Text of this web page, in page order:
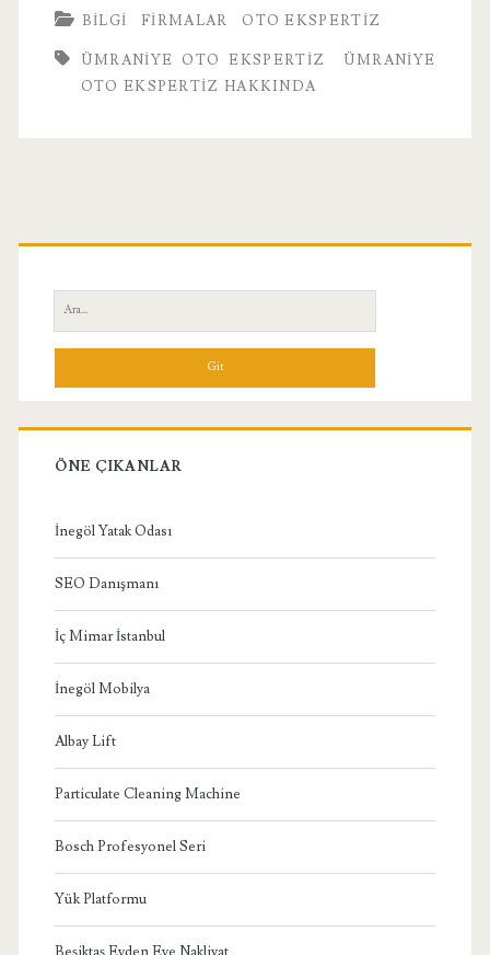
BILGI FIRMALAR OTO EKSPERTIZ
ÜMRANIYE OTO EKSPERTIZ
ÜMRANIYE
OTO EKSPERTIZ HAKKINDA
Birincil
Yan
Menü
Ara:
ÖNE ÇIKANLAR
İnegöl Yatak Odası
SEO Danışmanı
İç Mimar İstanbul
İnegöl Mobilya
Albay Lift
Particulate Cleaning Machine
Bosch Profesyonel Seri
Yük Platformu
Beşiktaş Evden Eve Nakliyat